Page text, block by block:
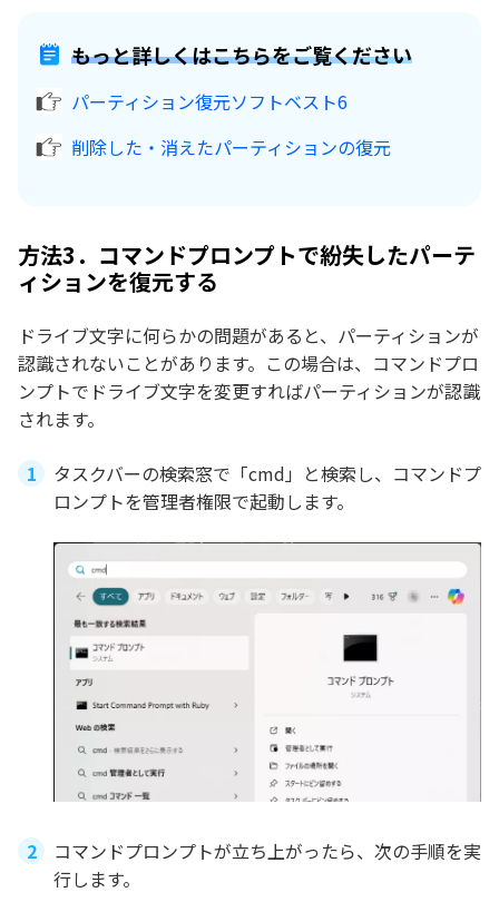
もっと詳しくはこちらをご覧ください
パーティション復元ソフトベスト6
削除した・消えたパーティションの復元
方法3．コマンドプロンプトで紛失したパーテ
ィションを復元する
ドライブ文字に何らかの問題があると、パーティションが
認識されないことがあります。この場合は、コマンドプロ
ンプトでドライブ文字を変更すればパーティションが認識
されます。
タスクバーの検索窓で「cmd」と検索し、コマンドプ
ロンプトを管理者権限で起動します。
コマンドプロンプトが立ち上がったら、次の手順を実
行します。